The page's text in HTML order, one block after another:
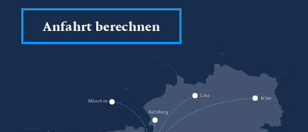
Anfahrt berechnen
München
Wien
Linz
Salzburg
CZ